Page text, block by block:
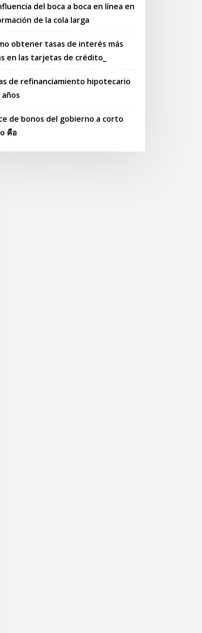
del boca a boca en línea en
de la cola larga
obtener tasas de interés más
en las tarjetas de crédito_
de refinanciamiento hipotecario
años
de bonos del gobierno a corto
คือ